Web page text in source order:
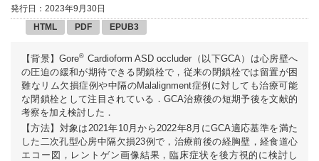
発行日：2023年9月30日
HTML
PDF EPUB3
【背景】Gore® Cardioform ASD occluder（以下GCA）は心房壁へ
の圧迫の緩和が期待できる閉鎖栓で，従来の閉鎖栓では留置が困
難なリム欠損症例や中隔のMalalignment症例に対しても治療可能
な閉鎖栓として注目されている．GCA治療後の短期予後を文献的
考察を加え検討した．
【方法】対象は2021年10月から2022年8月にGCA適応基準を満た
した二次孔型心房中隔欠損23例で，治療前後の経胸壁，経食道心
エコー図，レントゲン画像結果，臨床症状を後方視的に検討し